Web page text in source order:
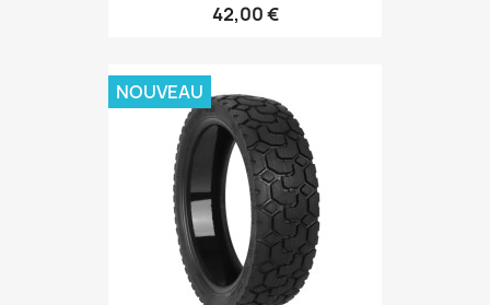
42,00 €
NOUVEAU